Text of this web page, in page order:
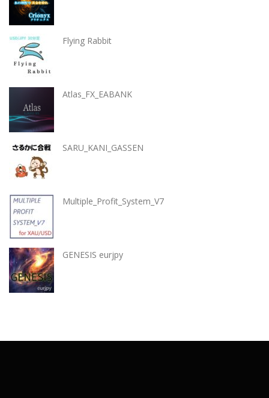
Flying Rabbit
Atlas_FX_EABANK
SARU_KANI_GASSEN
Multiple_Profit_System_V7
GENESIS eurjpy